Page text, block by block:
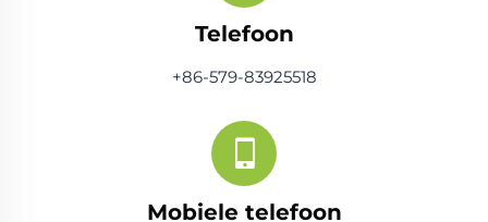
Telefoon
+86-579-83925518
Mobiele telefoon